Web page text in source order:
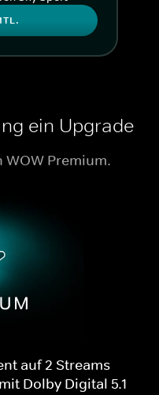
ein Upgrade
Premium.
auf 2 Streams
Dolby Digital 5.1